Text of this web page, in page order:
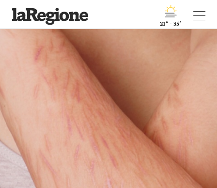
21° - 35°